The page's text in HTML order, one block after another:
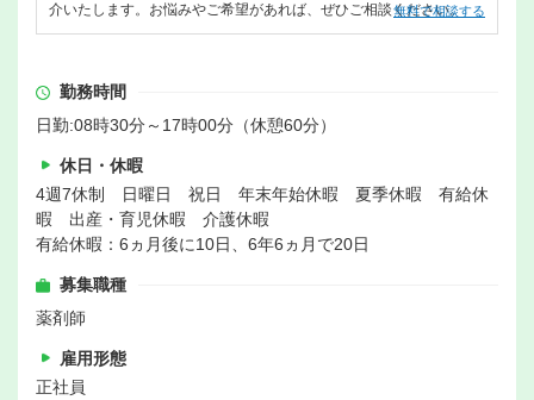
介いたします。お悩みやご希望があれば、ぜひご相談ください。
無料で相談する
勤務時間
日勤:08時30分～17時00分（休憩60分）
休日・休暇
4週7休制 日曜日 祝日 年末年始休暇 夏季休暇 有給休
暇 出産・育児休暇 介護休暇
有給休暇：6ヵ月後に10日、6年6ヵ月で20日
募集職種
薬剤師
雇用形態
正社員